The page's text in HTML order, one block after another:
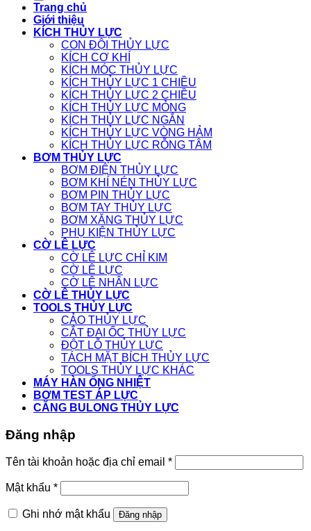
Trang chủ
Giới thiệu
KÍCH THỦY LỰC
CON ĐỘI THỦY LỰC
KÍCH CƠ KHÍ
KÍCH MÓC THỦY LỰC
KÍCH THỦY LỰC 1 CHIỀU
KÍCH THỦY LỰC 2 CHIỀU
KÍCH THỦY LỰC MỎNG
KÍCH THỦY LỰC NGẮN
KÍCH THỦY LỰC VÒNG HẢM
KÍCH THỦY LỰC RỖNG TÂM
BƠM THỦY LỰC
BƠM ĐIỆN THỦY LỰC
BƠM KHÍ NÉN THỦY LỰC
BƠM PIN THỦY LỰC
BƠM TAY THỦY LỰC
BƠM XĂNG THỦY LỰC
PHỤ KIỆN THỦY LỰC
CỜ LÊ LỰC
CỜ LÊ LỰC CHỈ KIM
CỜ LÊ LỰC
CỜ LÊ NHÂN LỰC
CỜ LÊ THỦY LỰC
TOOLS THỦY LỰC
CẢO THỦY LỰC
CẮT ĐAI ỐC THỦY LỰC
ĐỘT LỖ THỦY LỰC
TÁCH MẶT BÍCH THỦY LỰC
TOOLS THỦY LỰC KHÁC
MÁY HÀN ỐNG NHIỆT
BƠM TEST ÁP LỰC
CĂNG BULONG THỦY LỰC
Đăng nhập
Tên tài khoản hoặc địa chỉ email *
Mật khẩu *
Ghi nhớ mật khẩu Đăng nhập